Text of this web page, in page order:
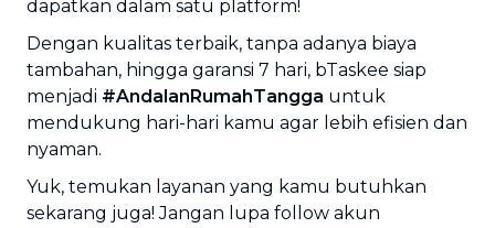
dapatkan dalam satu platform!
Dengan kualitas terbaik, tanpa adanya biaya
tambahan, hingga garansi 7 hari, bTaskee siap
menjadi #AndalanRumahTangga untuk
mendukung hari-hari kamu agar lebih efisien dan
nyaman.
Yuk, temukan layanan yang kamu butuhkan
sekarang juga! Jangan lupa follow akun